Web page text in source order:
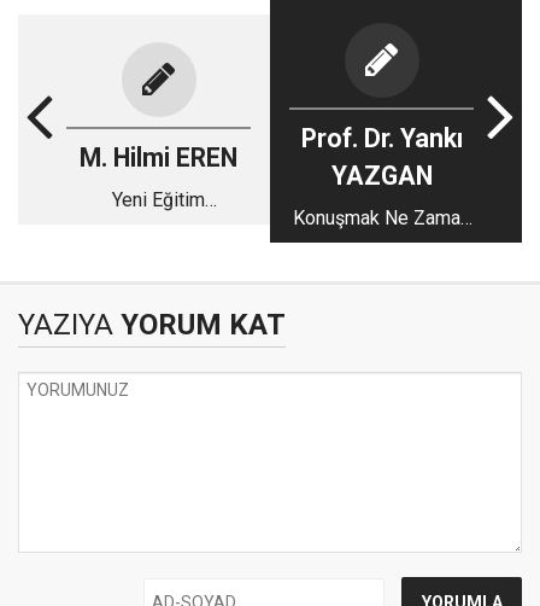
M. Hilmi EREN
Yeni Eğitim
Prof. Dr. Yankı
YAZGAN
Konuşmak Ne Zaman
İyi Gelir?
YAZIYA YORUM KAT